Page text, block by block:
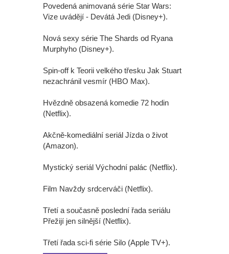
Povedená animovaná série Star Wars:
Vize uvádějí - Devátá Jedi (Disney+).
Nová sexy série The Shards od Ryana
Murphyho (Disney+).
Spin-off k Teorii velkého třesku Jak Stuart
nezachránil vesmír (HBO Max).
Hvězdně obsazená komedie 72 hodin
(Netflix).
Akčně-komediální seriál Jízda o život
(Amazon).
Mystický seriál Východní palác (Netflix).
Film Navždy srdcerváči (Netflix).
Třetí a současně poslední řada seriálu
Přežijí jen silnější (Netflix).
Třetí řada sci-fi série Silo (Apple TV+).